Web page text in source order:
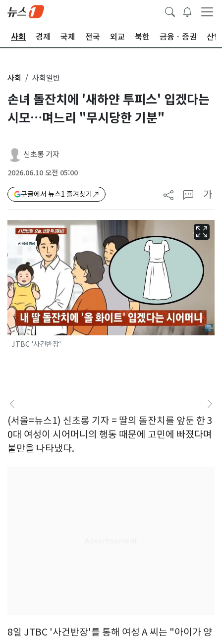
사회 경제 국제 전국 외교 북한 금융ㆍ증권 산업
사회 사회일반
손녀 돌잔치에 '새하얀 투피스' 입겠다는
시모…며느리 "무시당한 기분"
신초롱 기자
2026.06.10 오전 05:00
구글에서 뉴스1 즐겨찾기 가
JTBC '사건반장'
(서울=뉴스1) 신초롱 기자 = 딸의 돌잔치를 앞둔 한 3
0대 여성이 시어머니의 행동 때문에 고민에 빠졌다며
불만을 나타냈다.
8일 JTBC '사건반장'를 통해 여성 A 씨는 "아이가 양